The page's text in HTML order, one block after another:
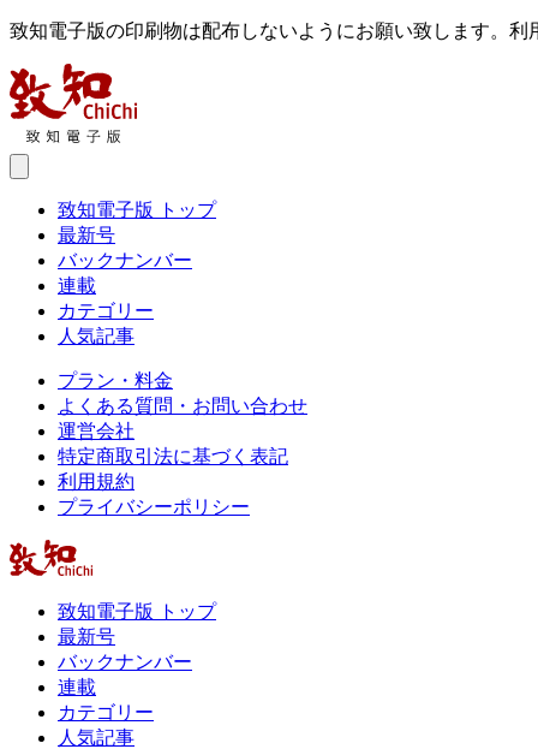
致知電子版の印刷物は配布しないようにお願い致します。利
致知電子版 トップ
最新号
バックナンバー
連載
カテゴリー
人気記事
プラン・料金
よくある質問・お問い合わせ
運営会社
特定商取引法に基づく表記
利用規約
プライバシーポリシー
致知電子版 トップ
最新号
バックナンバー
連載
カテゴリー
人気記事